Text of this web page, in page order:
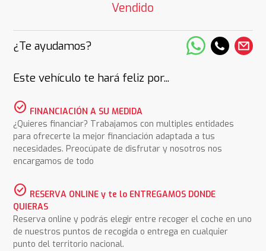
Vendido
¿Te ayudamos?
Este vehículo te hará feliz por...
check_circle FINANCIACIÓN A SU MEDIDA
¿Quieres financiar? Trabajamos con multiples entidades
para ofrecerte la mejor financiación adaptada a tus
necesidades. Preocúpate de disfrutar y nosotros nos
encargamos de todo
check_circle RESERVA ONLINE y te lo ENTREGAMOS DONDE
QUIERAS
Reserva online y podrás elegir entre recoger el coche en uno
de nuestros puntos de recogida o entrega en cualquier
punto del territorio nacional.